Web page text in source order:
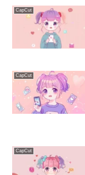
CapCut
CapCut
CapCut